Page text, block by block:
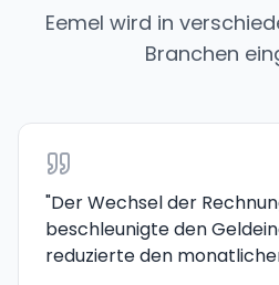
Eemel wird in
Branchen
"Der Wechsel der
beschleunigte den
reduzierte den